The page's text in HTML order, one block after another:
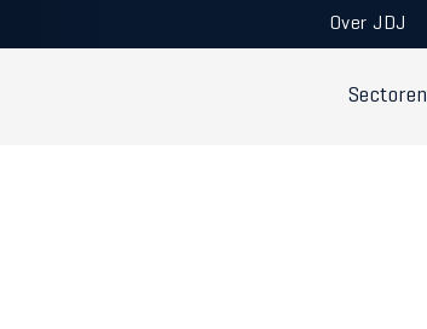
Over JDJ
Sectoren